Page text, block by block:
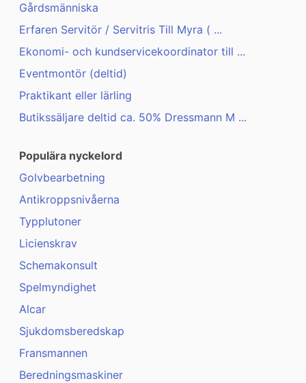
Gårdsmänniska
Erfaren Servitör / Servitris Till Myra ( ...
Ekonomi- och kundservicekoordinator till ...
Eventmontör (deltid)
Praktikant eller lärling
Butikssäljare deltid ca. 50% Dressmann M ...
Populära nyckelord
Golvbearbetning
Antikroppsnivåerna
Typplutoner
Licienskrav
Schemakonsult
Spelmyndighet
Alcar
Sjukdomsberedskap
Fransmannen
Beredningsmaskiner